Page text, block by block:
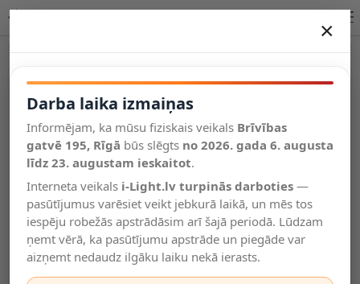
Salīdzināt
Vēlmju
saraksts
Valodas
×
Darba laika izmaiņas
Informējam, ka mūsu fiziskais veikals Brīvības
gatvē 195, Rīgā būs slēgts no 2026. gada 6. augusta
līdz 23. augustam ieskaitot.
Interneta veikals i-Light.lv turpinās darboties —
pasūtījumus varēsiet veikt jebkurā laikā, un mēs tos
iespēju robežās apstrādāsim arī šajā periodā. Lūdzam
ņemt vērā, ka pasūtījumu apstrāde un piegāde var
aizņemt nedaudz ilgāku laiku nekā ierasts.